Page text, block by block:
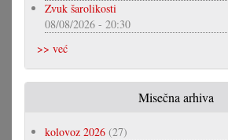
Zvuk šarolikosti
08/08/2026 - 20:30
>> već
Misečna arhiva
kolovoz 2026 (27)